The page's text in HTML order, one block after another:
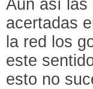
Aun así las
acertadas
la red los
este
esto no